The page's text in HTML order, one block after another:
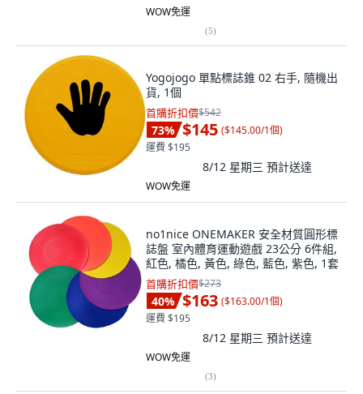
WOW免運
(5)
Yogojogo 單點標誌錐 02 右手, 隨機出
貨, 1個
首購折扣價$542
73% $145 ($145.00/1個)
運費 $195
8/12 星期三 預計送達
WOW免運
no1nice ONEMAKER 安全材質圓形標
誌盤 室內體育運動遊戲 23公分 6件組,
紅色, 橘色, 黃色, 綠色, 藍色, 紫色, 1套
首購折扣價$273
40% $163 ($163.00/1個)
運費 $195
8/12 星期三 預計送達
WOW免運
(3)